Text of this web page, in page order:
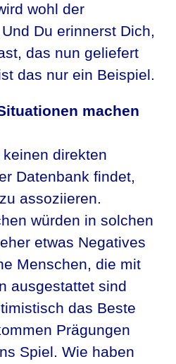
wohl der
Du erinnerst Dich,
das nun geliefert
das nur ein Beispiel.
machen
direkten
Datenbank findet,
assoziieren.
würden in solchen
etwas Negatives
Menschen, die mit
ausgestattet sind
das Beste
Prägungen
Spiel. Wie haben